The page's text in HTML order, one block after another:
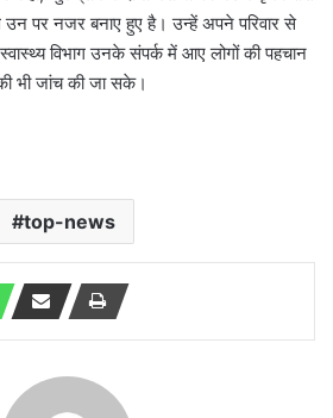
उन पर नजर बनाए हुए है। उन्हें अपने परिवार से
विभाग उनके संपर्क में आए लोगों की पहचान
भी जांच की जा सके।
top-news